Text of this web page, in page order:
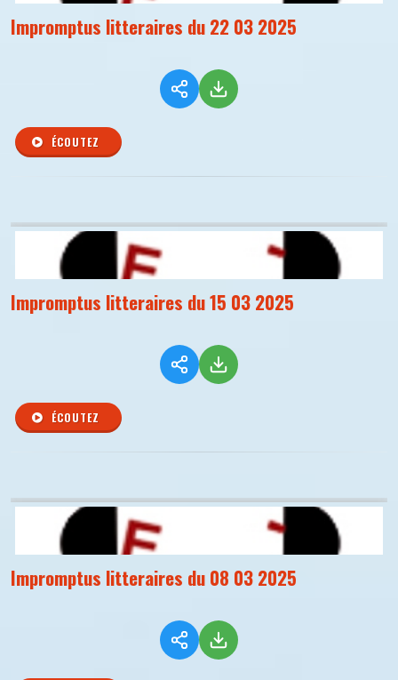
Impromptus litteraires du 22 03 2025
ÉCOUTEZ
Impromptus litteraires du 15 03 2025
ÉCOUTEZ
Impromptus litteraires du 08 03 2025